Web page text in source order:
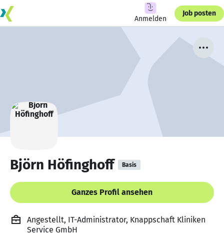
Anmelden
Job posten
Björn Höfinghoff Basis
Ganzes Profil ansehen
Angestellt, IT-Administrator, Knappschaft Kliniken
Service GmbH